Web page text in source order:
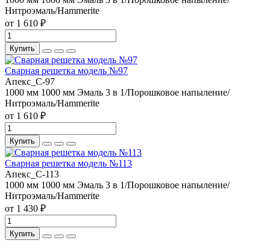
Нитроэмаль/Hammerite
от 1 610 ₽
Купить
Сварная решетка модель №97
Апекс_С-97
1000 мм 1000 мм Эмаль 3 в 1/Порошковое напыление/
Нитроэмаль/Hammerite
от 1 610 ₽
Купить
Сварная решетка модель №113
Апекс_С-113
1000 мм 1000 мм Эмаль 3 в 1/Порошковое напыление/
Нитроэмаль/Hammerite
от 1 430 ₽
Купить